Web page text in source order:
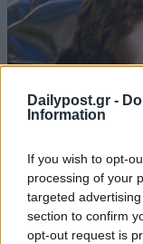
Dailypost.gr -
Information
If you wish to opt-
processing of your
targeted
section to confirm
opt-out request is